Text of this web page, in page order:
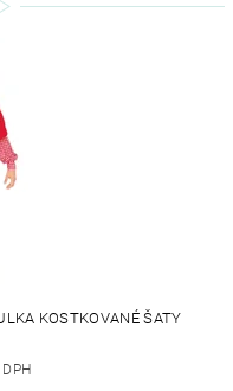
KOSTKOVANÉ ŠATY